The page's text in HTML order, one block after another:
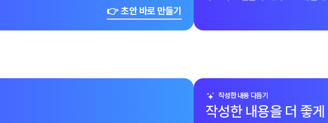
👉 초안 바로 만들기
작성한 내용 다듬기
작성한 내용을 더 좋